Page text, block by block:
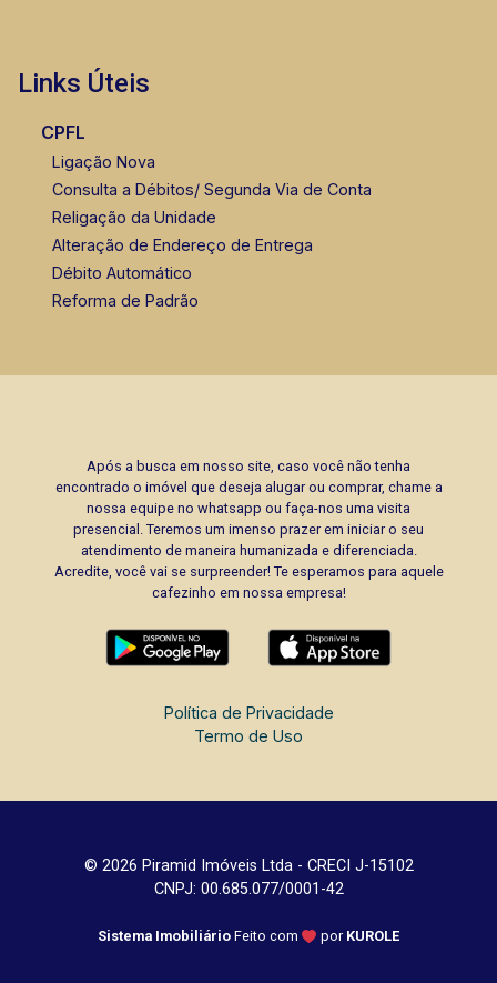
Links Úteis
CPFL
Ligação Nova
Consulta a Débitos/ Segunda Via de Conta
Religação da Unidade
Alteração de Endereço de Entrega
Débito Automático
Reforma de Padrão
Após a busca em nosso site, caso você não tenha
encontrado o imóvel que deseja alugar ou comprar, chame a
nossa equipe no whatsapp ou faça-nos uma visita
presencial. Teremos um imenso prazer em iniciar o seu
atendimento de maneira humanizada e diferenciada.
Acredite, você vai se surpreender! Te esperamos para aquele
cafezinho em nossa empresa!
Política de Privacidade
Termo de Uso
© 2026 Piramid Imóveis Ltda - CRECI J-15102
CNPJ: 00.685.077/0001-42
Sistema Imobiliário Feito com por KUROLE